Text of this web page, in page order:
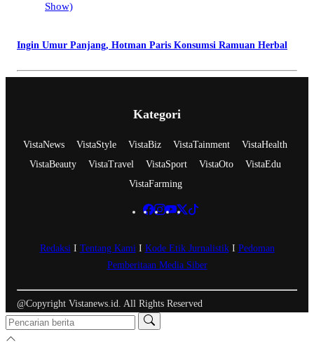
Ingin Umur Panjang, Hotman Paris Konsumsi Ramuan Herbal
Kategori
VistaNews VistaStyle VistaBiz VistaTainment
VistaHealth
VistaBeauty
VistaTravel VistaSport VistaOto
VistaEdu
VistaFarming
RedaksiI Tentang KamiI Kode Etik JurnalistikI Pedoman
Pemberitaan Media Siber
@Copyright Vistanews.id. All Rights Reserved